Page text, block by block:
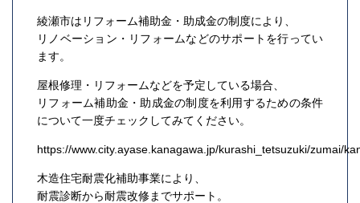
綾瀬市はリフォーム補助金・助成金の制度により、
リノベーション・リフォームなどのサポートを行ってい
ます。
屋根修理・リフォームなどを予定している場合、
リフォーム補助金・助成金の制度を利用するための条件
について一度チェックしてみてください。
https://www.city.ayase.kanagawa.jp/kurashi_tetsuzuki/zumai/
木造住宅耐震化補助事業により、
耐震診断から耐震改修までサポート。